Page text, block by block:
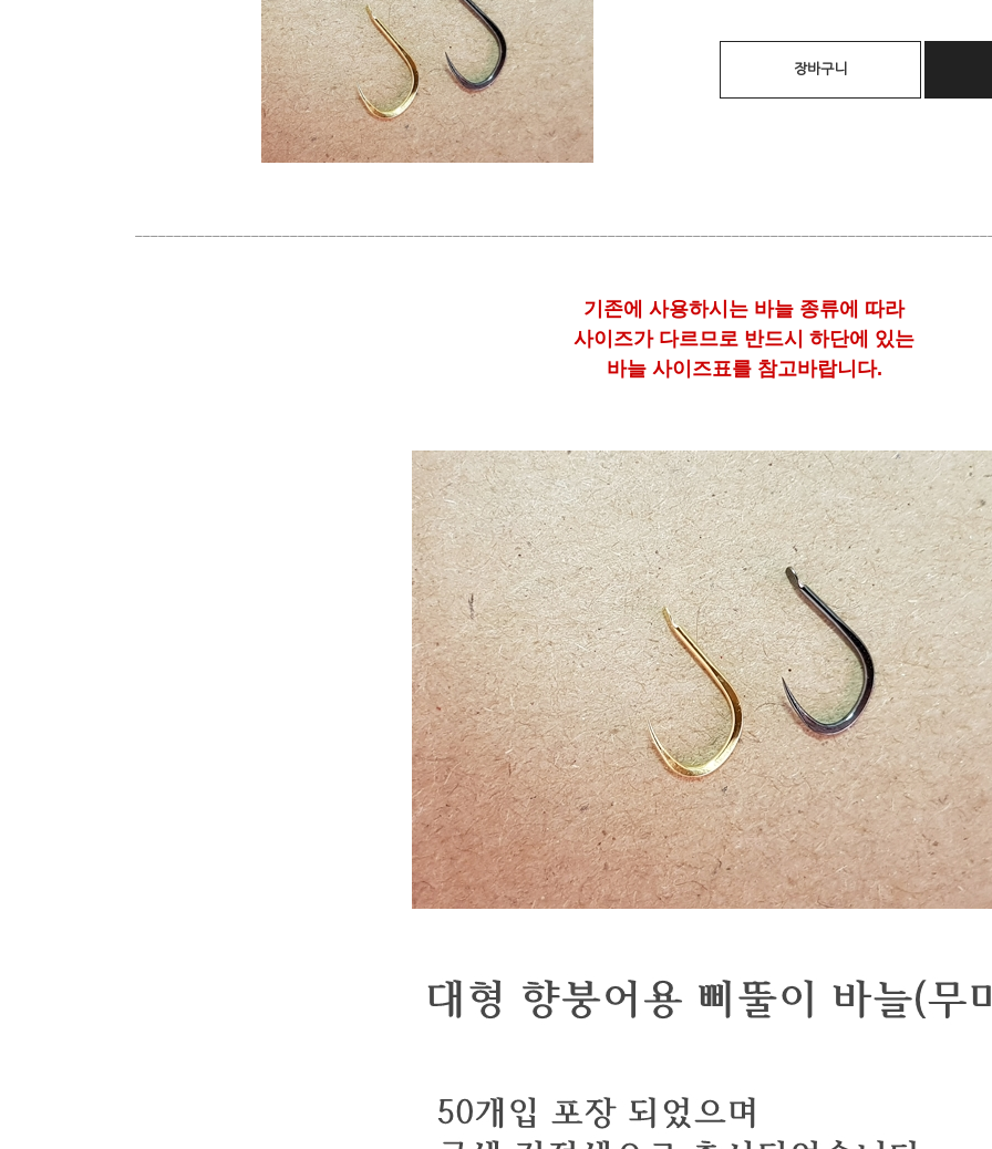
장바구니
기존에 사용하시는 바늘 종류에 따라
사이즈가 다르므로 반드시 하단에 있는
바늘 사이즈표를 참고바랍니다.